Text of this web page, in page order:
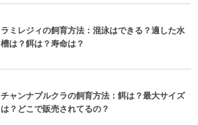
ラミレジィの飼育方法：混泳はできる？適した水
槽は？餌は？寿命は？
チャンナプルクラの飼育方法：餌は？最大サイズ
は？どこで販売されてるの？